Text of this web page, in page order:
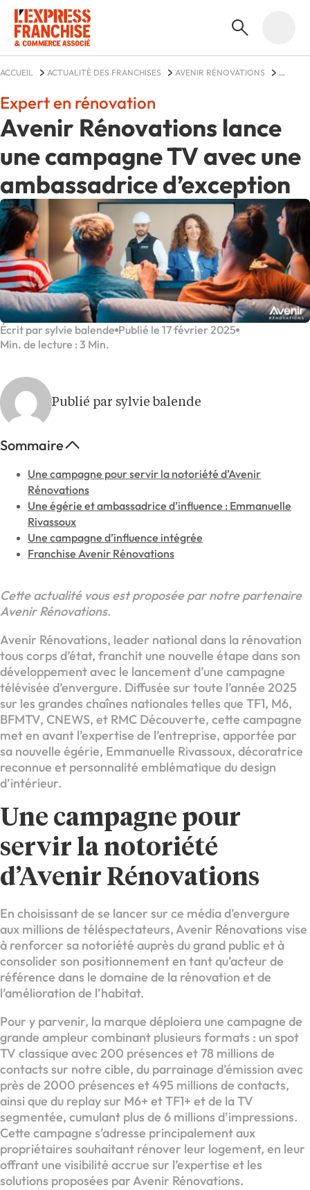
ACCUEIL ACTUALITÉ DES FRANCHISES
AVENIR RÉNOVATIONS
Avenir Rénovations lance
une campagne TV avec une
ambassadrice d’exception
Expert en rénovation
Écrit par sylvie balende Publié le 17 février 2025
Min. de lecture : 3 Min.
Publié par sylvie balende
Sommaire
Une campagne pour servir la notoriété d’Avenir
Rénovations
Une égérie et ambassadrice d’influence : Emmanuelle
Rivassoux
Une campagne d’influence intégrée
Franchise Avenir Rénovations
Cette actualité vous est proposée par notre partenaire
Avenir Rénovations.
Avenir Rénovations, leader national dans la rénovation
tous corps d’état, franchit une nouvelle étape dans son
développement avec le lancement d’une campagne
télévisée d’envergure. Diffusée sur toute l’année 2025
sur les grandes chaînes nationales telles que TF1, M6,
BFMTV, CNEWS, et RMC Découverte, cette campagne
met en avant l’expertise de l’entreprise, apportée par
sa nouvelle égérie, Emmanuelle Rivassoux, décoratrice
reconnue et personnalité emblématique du design
d’intérieur.
Une campagne pour
servir la notoriété
d’Avenir Rénovations
En choisissant de se lancer sur ce média d’envergure
aux millions de téléspectateurs, Avenir Rénovations vise
à renforcer sa notoriété auprès du grand public et à
consolider son positionnement en tant qu’acteur de
référence dans le domaine de la rénovation et de
l’amélioration de l’habitat.
Pour y parvenir, la marque déploiera une campagne de
grande ampleur combinant plusieurs formats : un spot
TV classique avec 200 présences et 78 millions de
contacts sur notre cible, du parrainage d’émission avec
près de 2000 présences et 495 millions de contacts,
ainsi que du replay sur M6+ et TF1+ et de la TV
segmentée, cumulant plus de 6 millions d’impressions.
Cette campagne s’adresse principalement aux
propriétaires souhaitant rénover leur logement, en leur
offrant une visibilité accrue sur l’expertise et les
solutions proposées par Avenir Rénovations.